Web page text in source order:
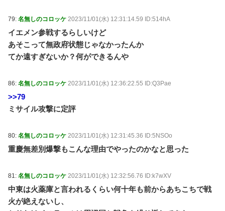
79: 名無しのコロッケ 2023/11/01(水) 12:31:14.59 ID:514hA
イエメン参戦するらしいけど
あそこって無政府状態じゃなかったんか
てか遠すぎないか？何ができるんや
86: 名無しのコロッケ 2023/11/01(水) 12:36:22.55 ID:Q3Pae
>>79
ミサイル攻撃に定評
80: 名無しのコロッケ 2023/11/01(水) 12:31:45.36 ID:5NSOo
重慶無差別爆撃もこんな理由でやったのかなと思った
81: 名無しのコロッケ 2023/11/01(水) 12:32:56.76 ID:k7wXV
中東は火薬庫と言われるくらい何十年も前からあちこちで戦
火が絶えないし、